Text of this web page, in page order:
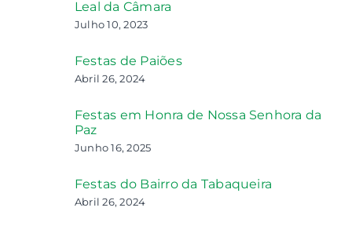
Leal da Câmara
Julho 10, 2023
Festas de Paiões
Abril 26, 2024
Festas em Honra de Nossa Senhora da
Paz
Junho 16, 2025
Festas do Bairro da Tabaqueira
Abril 26, 2024